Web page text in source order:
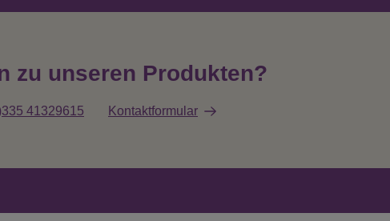
zu unseren Produkten?
41329615 Kontaktformular